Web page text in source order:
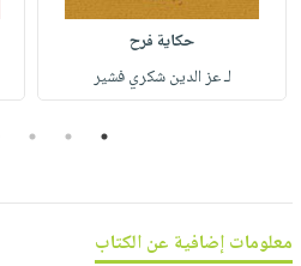
صابون
مناسبات
فيديوهات
يتكرر
التسوق
حكاية فرح
لـ عز الدين شكري فشير
1
2
3
معلومات إضافية عن الكتاب